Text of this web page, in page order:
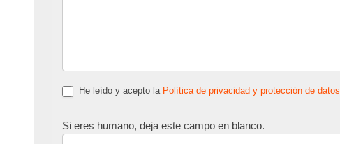
He leído y acepto la Política de privacidad y protección de datos
Si eres humano, deja este campo en blanco.